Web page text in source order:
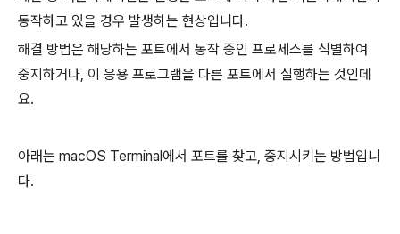
동작하고 있을 경우 발생하는 현상입니다.
해결 방법은 해당하는 포트에서 동작 중인 프로세스를 식별하여
중지하거나, 이 응용 프로그램을 다른 포트에서 실행하는 것인데
요.
아래는 macOS Terminal에서 포트를 찾고, 중지시키는 방법입니
다.